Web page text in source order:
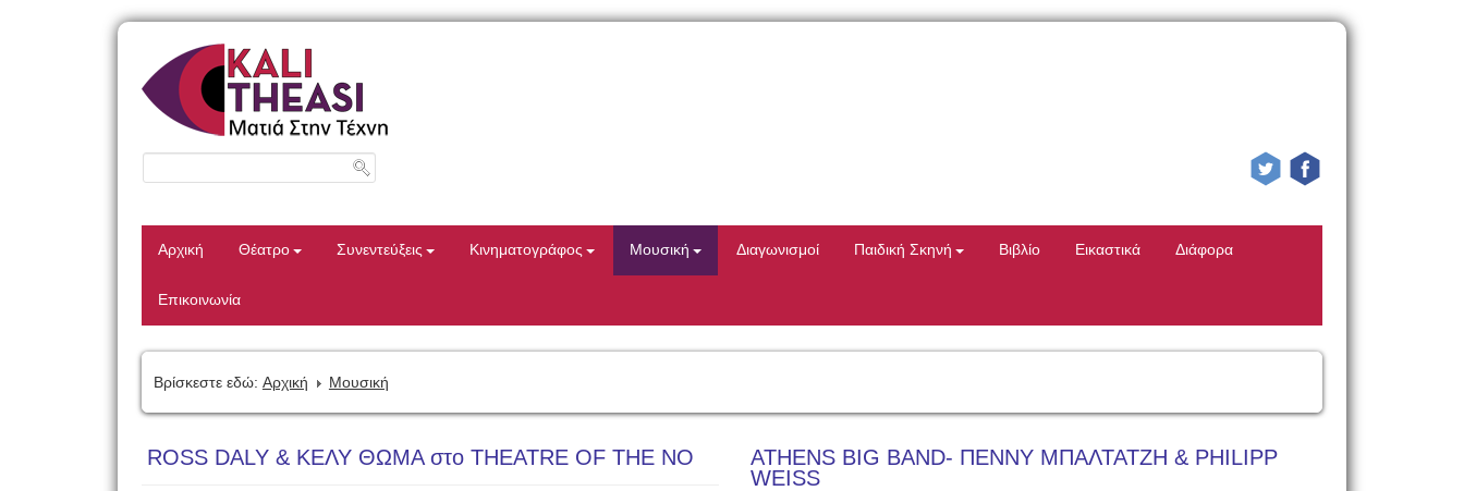
Αρχική Θέατρο Συνεντεύξεις Κινηματογράφος Μουσική Διαγωνισμοί Παιδική Σκηνή Βιβλίο Εικαστικά Διάφορα
Επικοινωνία
Βρίσκεστε εδώ: Αρχική Μουσική
ROSS DALY & KΕΛΥ ΘΩΜΑ στο THEATRE OF THE NO
ATHENS BIG BAND- ΠΕΝΝΥ ΜΠΑΛΤΑΤΖΗ & PHILIPP
WEISS